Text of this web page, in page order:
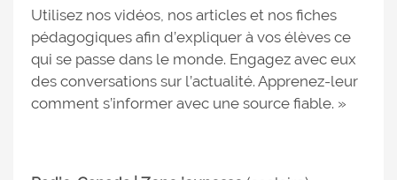
Utilisez nos vidéos, nos articles et nos fiches
pédagogiques afin d’expliquer à vos élèves ce
qui se passe dans le monde. Engagez avec eux
des conversations sur l’actualité. Apprenez-leur
comment s’informer avec une source fiable. »